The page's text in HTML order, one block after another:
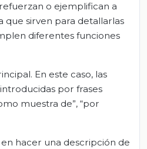
o ejemplifican a
que sirven para detallarlas
diferentes funciones
En este caso, las
por frases
muestra de”, “por
hacer una descripción de